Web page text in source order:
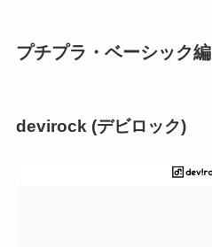
プチプラ・ベーシック編
devirock (デビロック)